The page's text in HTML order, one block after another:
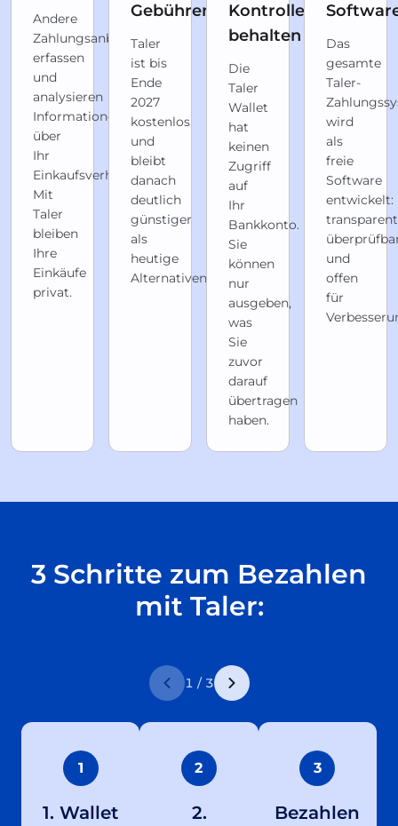
Andere
Zahlungsanbieter
erfassen
und
analysieren
Informationen
über
Ihr
Einkaufsverhalten.
Mit
Taler
bleiben
Ihre
Einkäufe
privat.
Gebühren
Taler
ist bis
Ende
2027
kostenlos
und
bleibt
danach
deutlich
günstiger
als
heutige
Alternativen.
Kontrolle
behalten
Die
Taler
Wallet
hat
keinen
Zugriff
auf
Ihr
Bankkonto.
Sie
können
nur
ausgeben,
was
Sie
zuvor
darauf
übertragen
haben.
Das
gesamte
Taler-
wird
als
freie
Software
entwickelt:
und
offen
für
3 Schritte zum Bezahlen
mit Taler:
1 / 3
1
1. Wallet
2
2.
3
Bezahlen